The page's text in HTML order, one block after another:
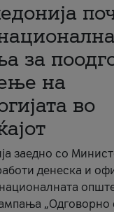
за
на
во
заедно со
денеска и
националната
„Одговорно